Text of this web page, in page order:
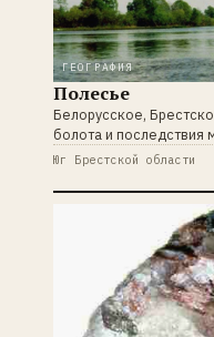
ГЕОГРАФИЯ
Полесье
Белорусское,
болота и последствия
Юг Брестской области